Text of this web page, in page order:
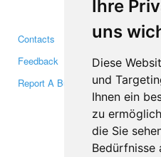
Ihre
uns
Diese
und
Ihnen ein
zu
die Sie
Bedürfnisse
Contacts
Feedback
Report A Bug
Makis©